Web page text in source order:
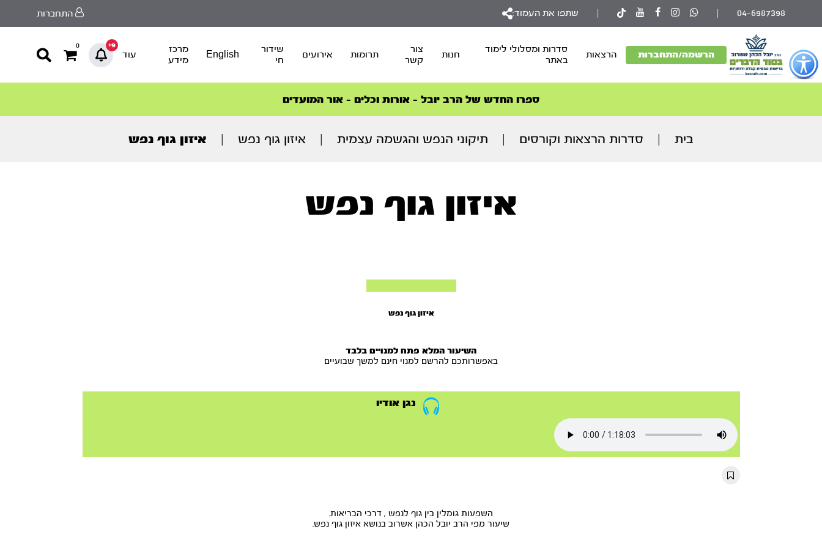
כפתור
לפתיחת
תפריט
נגישות
04-6987398 שתפו את העמוד: התחברות
הרשמה/התחברות הרצאות
סדרות ומסלולי לימוד
באתר
חנות
צור
קשר
תרומות אירועים
שידור
חי
English
מרכז
מידע
עוד
9+
0
סדרות הפודקאסטים
הסדרה המובילה החודש – דרך המלך
ספרו החדש של הרב יובל – אורות וכלים – אור המועדים
הצטרפו למהפכת הבריאות הטבעית >
סדרות הפודקאסטים
הסדרה המובילה החודש – דרך המלך
בית סדרות הרצאות וקורסים תיקוני הנפש והגשמה עצמית איזון גוף נפש איזון גוף נפש
איזון גוף נפש
איזון גוף נפש
השיעור המלא פתח למנויים בלבד
באפשרותכם להרשם למנוי חינם למשך שבועיים
נגן אודיו
השפעות גומלין בין גוף לנפש , דרכי הבריאות.
שיעור מפי הרב יובל הכהן אשרוב בנושא איזון גוף נפש.